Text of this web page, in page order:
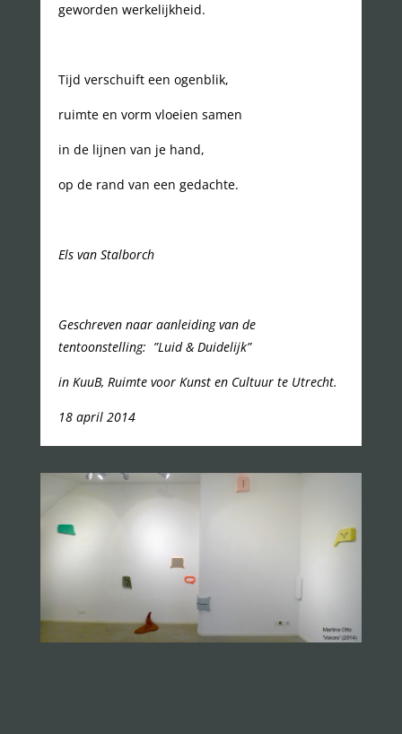
geworden werkelijkheid.
Tijd verschuift een ogenblik,
ruimte en vorm vloeien samen
in de lijnen van je hand,
op de rand van een gedachte.
Els van Stalborch
Geschreven naar aanleiding van de
tentoonstelling: ”Luid & Duidelijk”
in KuuB, Ruimte voor Kunst en Cultuur te Utrecht.
18 april 2014